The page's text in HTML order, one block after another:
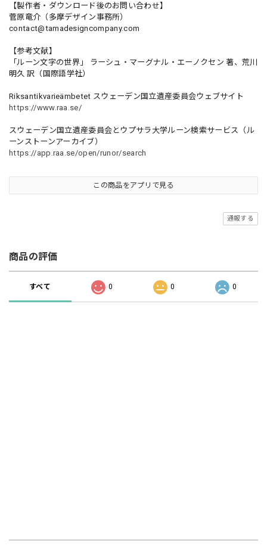
【製作者・ダウンロード後のお問い合わせ】
菅原竜介（多摩デザイン事務所）
contact@tamadesigncompany.com
【参考文献】
「ルーン文字の世界」 ラーシュ・マーグナル・エーノクセン 著、荒川
明久 訳（国際語学社）
Riksantikvarieämbetet スウェーデン国立遺産委員会ウェブサイト
https://www.raa.se/
スウェーデン国立遺産委員会とウプサラ大学ルーン検索サービス（ル
ーンストーンアーカイブ）
https://app.raa.se/open/runor/search
この商品をアプリで見る
通報する
商品の評価
すべて 0 0 0